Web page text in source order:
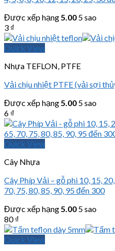
Được xếp hạng5.00 5 sao
3 ₫
Quick View
Nhựa TEFLON, PTFE
Vải chịu nhiệt PTFE (vải sợi
Được xếp hạng5.00 5 sao
6 ₫
Quick View
Cây Nhựa
Cây Phíp Vải – gỗ phi 10, 15,
70, 75, 80, 85, 90, 95 đến 300
Được xếp hạng5.00 5 sao
80₫
Quick View